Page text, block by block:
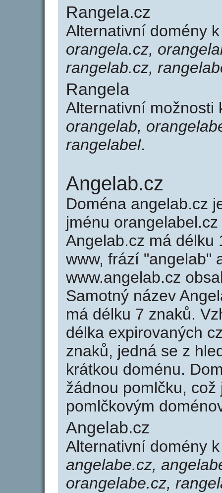
Rangela.cz
Alternativní domény
orangela.cz,
rangelab.cz,
Rangela
Alternativní
orangelab,
rangelabel.
Angelab.cz
Doména angelab.cz
jménu
Angelab.cz má délku
www, frází "angelab"
www.angelab.cz
Samotný název
má délku 7 znaků.
délka expirovaných
znaků, jedná se z
krátkou doménu.
žádnou pomlčku,
pomlčkovým
Angelab.cz
Alternativní domény
angelabe.cz,
orangelabe.cz,